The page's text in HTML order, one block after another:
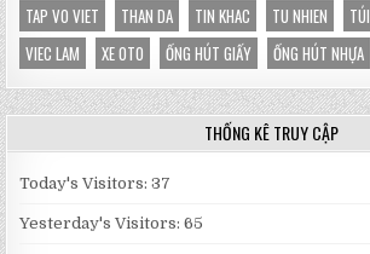
TAP VO VIET
THAN DA TIN KHAC TU NHIEN TÚI
VIEC LAM
XE OTO ỐNG HÚT GIẤY ỐNG HÚT NHỰA
THỐNG KÊ TRUY CẬP
Today's Visitors:37
Yesterday's Visitors:65